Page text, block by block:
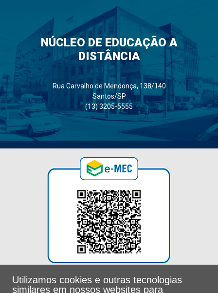
NÚCLEO DE EDUCAÇÃO A
DISTÂNCIA
Rua Carvalho de Mendonça, 138/140
Santos/SP
(13) 3205-5555
Utilizamos cookies e outras tecnologias
similares em nossos websites para